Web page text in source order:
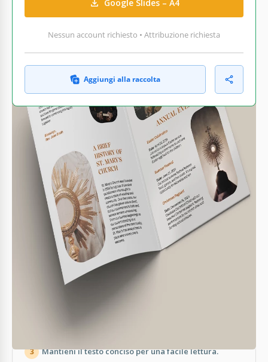
Google Slides – A4
Nessun account richiesto • Attribuzione richiesta
Aggiungi alla raccolta
COSA INCLUDE
Testo modificabile per facile personalizzazione
Formati A4 e Lettera disponibili
Sezioni comunitarie ed eventi
Immagini e icone di alta qualità
OPUSCOLI SUGGERIMENTI
Includi storie personali per l'engagement della
3 Mantieni il testo conciso per una facile lettura.